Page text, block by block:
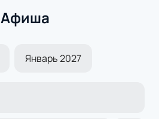
Афиша
Январь 2027